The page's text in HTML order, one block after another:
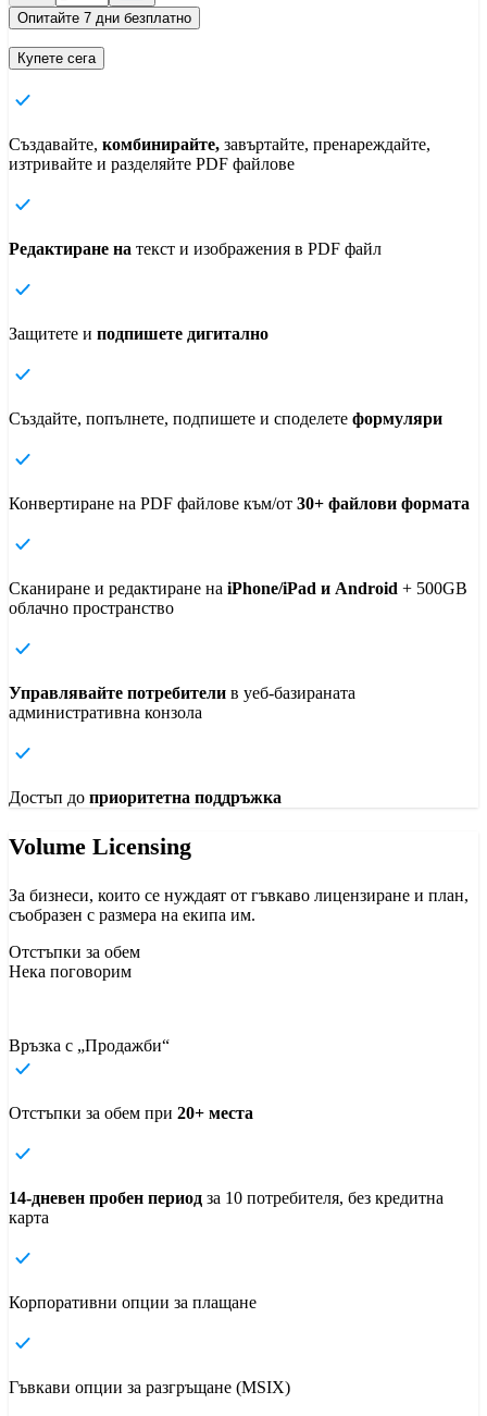
Опитайте 7 дни безплатно
Купете сега
Създавайте, комбинирайте, завъртайте, пренареждайте,
изтривайте и разделяйте PDF файлове
Редактиране на текст и изображения в PDF файл
Защитете и подпишете дигитално
Създайте, попълнете, подпишете и споделете формуляри
Конвертиране на PDF файлове към/от 30+ файлови формата
Сканиране и редактиране на iPhone/iPad и Android + 500GB
облачно пространство
Управлявайте потребители в уеб-базираната
административна конзола
Достъп до приоритетна поддръжка
Volume Licensing
За бизнеси, които се нуждаят от гъвкаво лицензиране и план,
съобразен с размера на екипа им.
Отстъпки за обем
Нека поговорим
Връзка с „Продажби“
Отстъпки за обем при 20+ места
14-дневен пробен период за 10 потребителя, без кредитна
карта
Корпоративни опции за плащане
Гъвкави опции за разгръщане (MSIX)